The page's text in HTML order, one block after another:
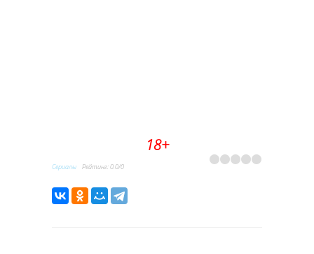
18+
Сериалы Рейтинг:0.0/0